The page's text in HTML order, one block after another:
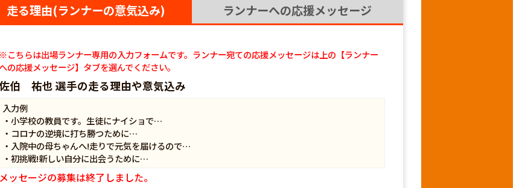
走る理由(ランナーの意気込み) ランナーへの応援メッセージ
※こちらは出場ランナー専用の入力フォームです。ランナー宛ての応援メッセージは上の【ランナー
への応援メッセージ】タブを選んでください。
伯 祐也 選手の走る理由や意気込み
入力例
・小学校の教員です。生徒にナイショで…
・コロナの逆境に打ち勝つために…
・入院中の母ちゃんへ!走りで元気を届けるので…
・初挑戦!新しい自分に出会うために…
メッセージの募集は終了しました。